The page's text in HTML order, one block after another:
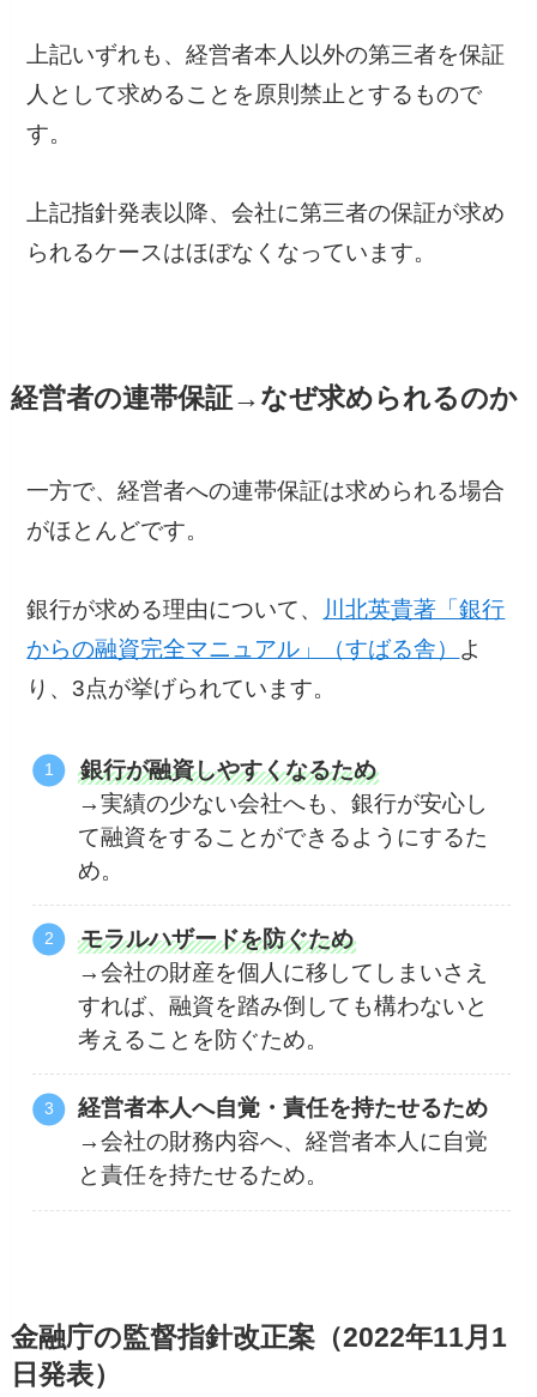
上記いずれも、経営者本人以外の第三者を保証
人として求めることを原則禁止とするもので
す。
上記指針発表以降、会社に第三者の保証が求め
られるケースはほぼなくなっています。
経営者の連帯保証→なぜ求められるのか
一方で、経営者への連帯保証は求められる場合
がほとんどです。
銀行が求める理由について、
川北英貴著「銀行
からの融資完全マニュアル」（すばる舎） よ
り、3点が挙げられています。
銀行が融資しやすくなるため
→実績の少ない会社へも、銀行が安心し
て融資をすることができるようにするた
め。
モラルハザードを防ぐため
→会社の財産を個人に移してしまいさえ
すれば、融資を踏み倒しても構わないと
考えることを防ぐため。
経営者本人へ自覚・責任を持たせるため
→会社の財務内容へ、経営者本人に自覚
と責任を持たせるため。
金融庁の監督指針改正案（2022年11月1
日発表）